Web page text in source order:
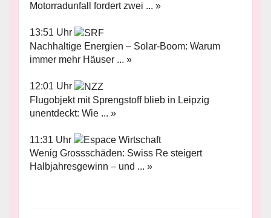
Motorradunfall fordert zwei ... »
13:51 Uhr
Nachhaltige Energien – Solar-Boom: Warum
immer mehr Häuser ... »
12:01 Uhr
Flugobjekt mit Sprengstoff blieb in Leipzig
unentdeckt: Wie ... »
11:31 Uhr
Wenig Grossschäden: Swiss Re steigert
Halbjahresgewinn – und ... »